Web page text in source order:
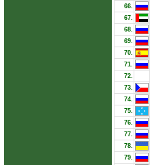
66.
67.
68.
69.
70.
71.
72.
73.
74.
75.
76.
77.
78.
79.